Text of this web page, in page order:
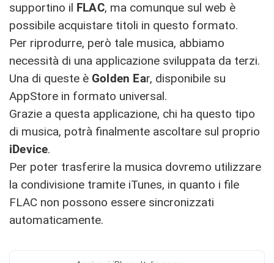
supportino il FLAC, ma comunque sul web è
possibile acquistare titoli in questo formato.
Per riprodurre, però tale musica, abbiamo
necessità di una applicazione sviluppata da terzi.
Una di queste è Golden Ear, disponibile su
AppStore in formato universal.
Grazie a questa applicazione, chi ha questo tipo
di musica, potrà finalmente ascoltare sul proprio
iDevice.
Per poter trasferire la musica dovremo utilizzare
la condivisione tramite iTunes, in quanto i file
FLAC non possono essere sincronizzati
automaticamente.